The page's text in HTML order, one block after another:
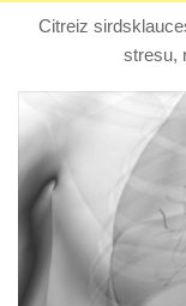
Citreiz
stresu,